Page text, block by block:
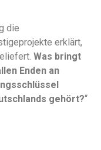
die
erklärt,
Was bringt
Enden an
gehört?“